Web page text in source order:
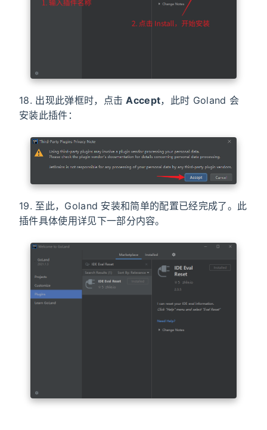
18. 出现此弹框时，点击Accept，此时 Goland 会
安装此插件：
19. 至此，Goland 安装和简单的配置已经完成了。此
插件具体使用详见下一部分内容。